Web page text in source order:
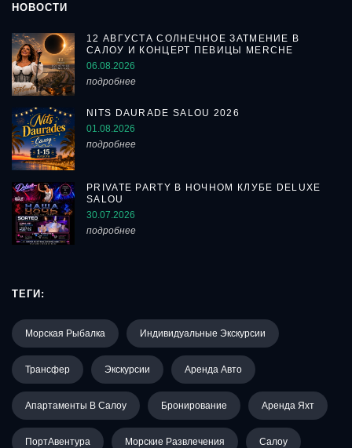
НОВОСТИ
12 АВГУСТА СОЛНЕЧНОЕ ЗАТМЕНИЕ В
САЛОУ И КОНЦЕРТ ПЕВИЦЫ MERCHE
06.08.2026
подробнее
NITS DAURADE SALOU 2026
01.08.2026
подробнее
PRIVATE PARTY В НОЧНОМ КЛУБЕ DELUXE
SALOU
30.07.2026
подробнее
ТЕГИ:
Морская Рыбалка Индивидуальные Экскурсии
Трансфер Экскурсии Аренда Авто
Апартаменты В Салоу Бронирование Аренда Яхт
ПортАвентура Морские Развлечения Салоу